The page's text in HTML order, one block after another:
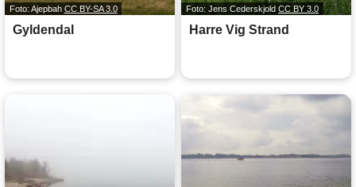
Foto: Ajepbah CC BY-SA 3.0
Gyldendal
Foto: Jens Cederskjold CC BY 3.0
Harre Vig Strand